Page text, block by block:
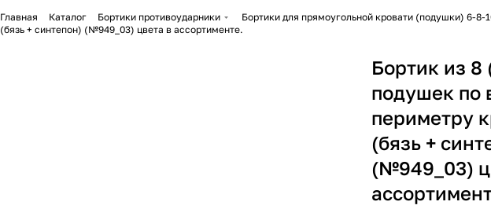
Главная Каталог Бортики противоударники
Бортики для прямоугольной кровати (подушки) 6-8-
(бязь + синтепон) (№949_03) цвета в ассортименте.
Бортик из 8
подушек по
периметру
(бязь +
(№949_03)